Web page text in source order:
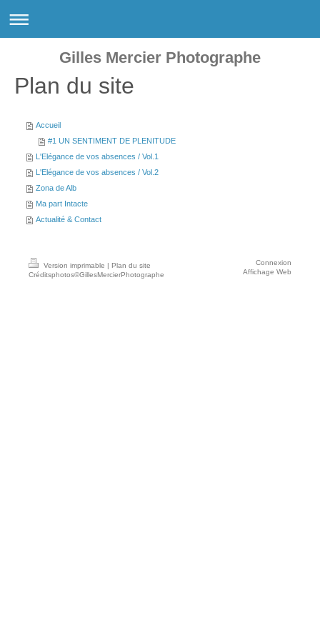
Gilles Mercier Photographe
Plan du site
Accueil
#1 UN SENTIMENT DE PLENITUDE
L'Elégance de vos absences / Vol.1
L'Elégance de vos absences / Vol.2
Zona de Alb
Ma part Intacte
Actualité & Contact
Version imprimable | Plan du site
Créditsphotos©GillesMercierPhotographe
Connexion
Affichage Web